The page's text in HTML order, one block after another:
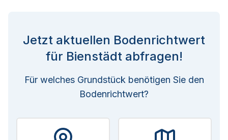
Jetzt aktuellen Bodenrichtwert
für Bienstädt abfragen!
Für welches Grundstück benötigen Sie den
Bodenrichtwert?